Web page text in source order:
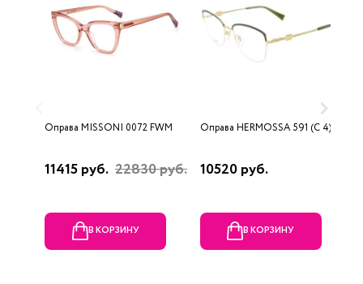
Оправа MISSONI 0072 FWM
11415 руб. 22830 руб.
В КОРЗИНУ
Оправа HERMOSSA 591 (C 4)
10520 руб.
В КОРЗИНУ